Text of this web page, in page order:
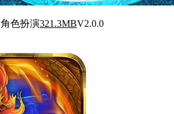
角色扮演321.3MBV2.0.0